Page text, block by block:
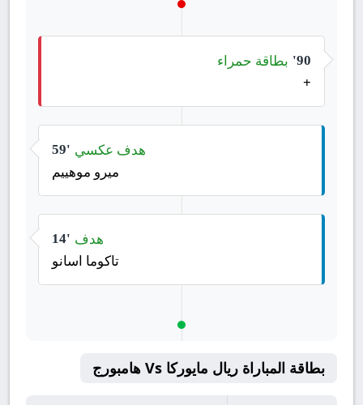
90' بطاقة حمراء
+
59' هدف عكسي
ميرو موهييم
14' هدف
تاكوما اسانو
بطاقة المباراة ريال مايوركا Vs هامبورج